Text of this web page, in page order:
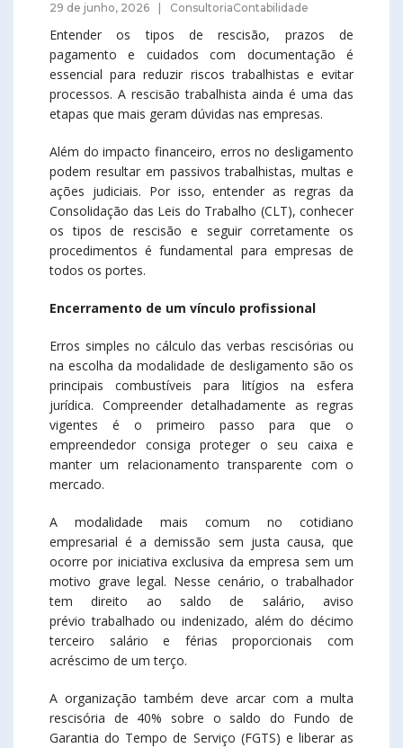
29 de junho, 2026 ConsultoriaContabilidade
Entender os tipos de rescisão, prazos de
pagamento e cuidados com documentação é
essencial para reduzir riscos trabalhistas e evitar
processos. A rescisão trabalhista ainda é uma das
etapas que mais geram dúvidas nas empresas.
Além do impacto financeiro, erros no desligamento
podem resultar em passivos trabalhistas, multas e
ações judiciais. Por isso, entender as regras da
Consolidação das Leis do Trabalho (CLT), conhecer
os tipos de rescisão e seguir corretamente os
procedimentos é fundamental para empresas de
todos os portes.
Encerramento de um vínculo profissional
Erros simples no cálculo das verbas rescisórias ou
na escolha da modalidade de desligamento são os
principais combustíveis para litígios na esfera
jurídica. Compreender detalhadamente as regras
vigentes é o primeiro passo para que o
empreendedor consiga proteger o seu caixa e
manter um relacionamento transparente com o
mercado.
A modalidade mais comum no cotidiano
empresarial é a demissão sem justa causa, que
ocorre por iniciativa exclusiva da empresa sem um
motivo grave legal. Nesse cenário, o trabalhador
tem direito ao saldo de salário, aviso
prévio trabalhado ou indenizado, além do décimo
terceiro salário e férias proporcionais com
acréscimo de um terço.
A organização também deve arcar com a multa
rescisória de 40% sobre o saldo do Fundo de
Garantia do Tempo de Serviço (FGTS) e liberar as